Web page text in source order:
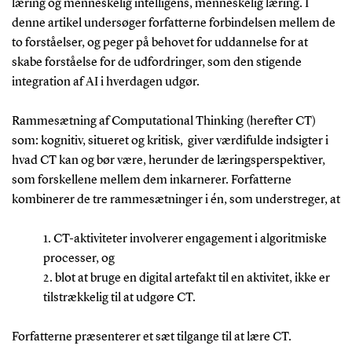
læring og menneskelig intelligens, menneskelig læring. I
denne artikel undersøger forfatterne forbindelsen mellem de
to forståelser, og peger på behovet for uddannelse for at
skabe forståelse for de udfordringer, som den stigende
integration af AI i hverdagen udgør.
Rammesætning af Computational Thinking (herefter CT)
som: kognitiv, situeret og kritisk, giver værdifulde indsigter i
hvad CT kan og bør være, herunder de læringsperspektiver,
som forskellene mellem dem inkarnerer. Forfatterne
kombinerer de tre rammesætninger i én, som understreger, at
1. CT-aktiviteter involverer engagement i algoritmiske
processer, og
2. blot at bruge en digital artefakt til en aktivitet, ikke er
tilstrækkelig til at udgøre CT.
Forfatterne præsenterer et sæt tilgange til at lære CT.